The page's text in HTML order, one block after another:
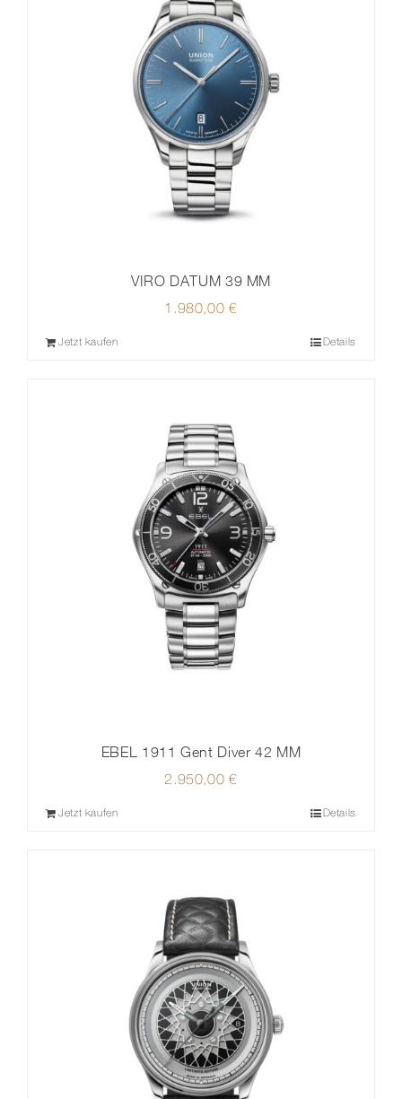
VIRO DATUM 39 MM
1.980,00€
Jetzt kaufen Details
EBEL 1911 Gent Diver 42 MM
2.950,00€
Jetzt kaufen Details